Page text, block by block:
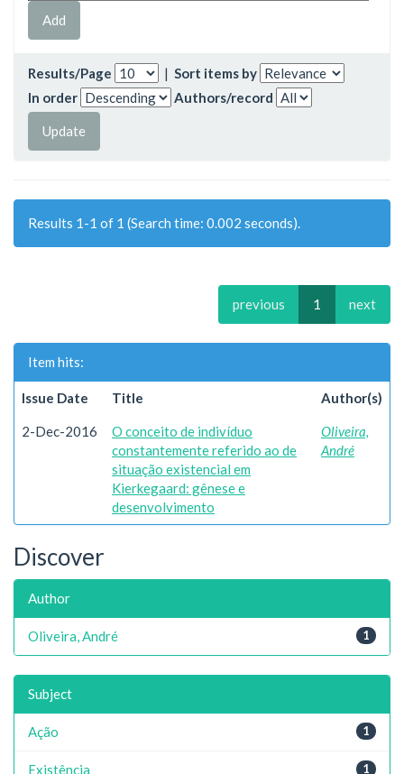
Results/Page | Sort items by
In order
Authors/record
Results 1-1 of 1 (Search time: 0.002 seconds).
previous 1 next
Item hits:
Issue Date Title Author(s)
2-Dec-2016
O conceito de indivíduo
constantemente referido ao de
situação existencial em
Kierkegaard: gênese e
desenvolvimento
Oliveira,
André
Discover
Author
1
Oliveira, André
Subject
1
Ação
1
Existência